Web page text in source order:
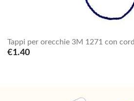
Tappi per orecchie 3M 1271 con
€1.40